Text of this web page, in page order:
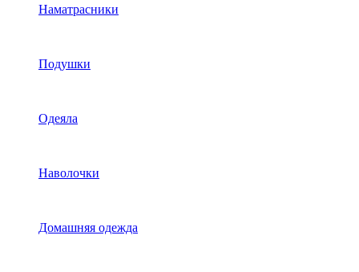
Наматрасники
Подушки
Одеяла
Наволочки
Домашняя одежда